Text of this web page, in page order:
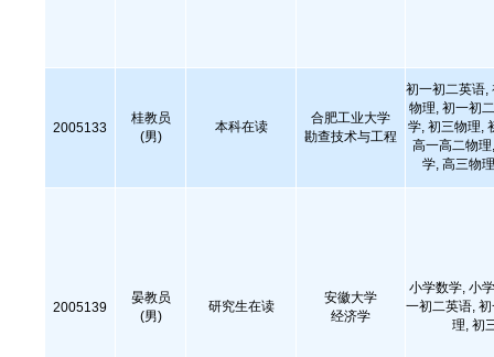
2005133
桂教员
(男)
本科在读
合肥工业大学
勘查技术与工程
初一初二英语,
物理, 初一初
学, 初三物理,
高一高二物
学, 高三物
2005139
晏教员
(男)
研究生在读
安徽大学
经济学
小学数学, 小
一初二英语,
理, 初